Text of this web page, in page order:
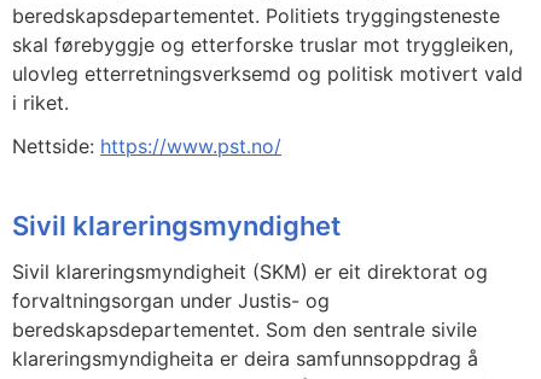
beredskapsdepartementet. Politiets tryggingsteneste
skal førebyggje og etterforske truslar mot tryggleiken,
ulovleg etterretningsverksemd og politisk motivert vald
i riket.
Nettside: https://www.pst.no/
Sivil klareringsmyndighet
Sivil klareringsmyndigheit (SKM) er eit direktorat og
forvaltningsorgan under Justis- og
beredskapsdepartementet. Som den sentrale sivile
klareringsmyndigheita er deira samfunnsoppdrag å